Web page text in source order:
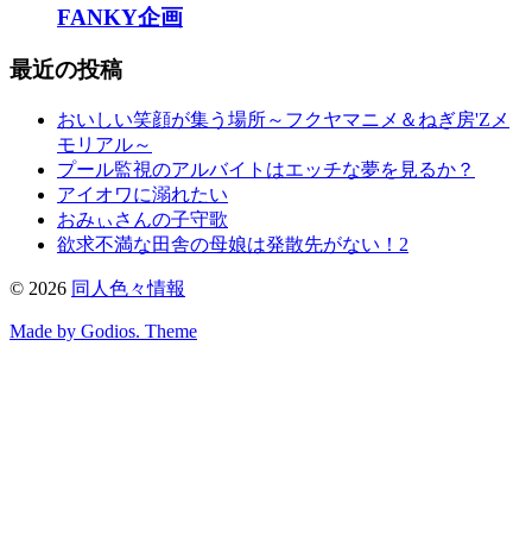
FANKY企画
最近の投稿
おいしい笑顔が集う場所～フクヤマニメ＆ねぎ房'Zメ
モリアル～
プール監視のアルバイトはエッチな夢を見るか？
アイオワに溺れたい
おみぃさんの子守歌
欲求不満な田舎の母娘は発散先がない！2
© 2026 同人色々情報
Made by Godios. Theme